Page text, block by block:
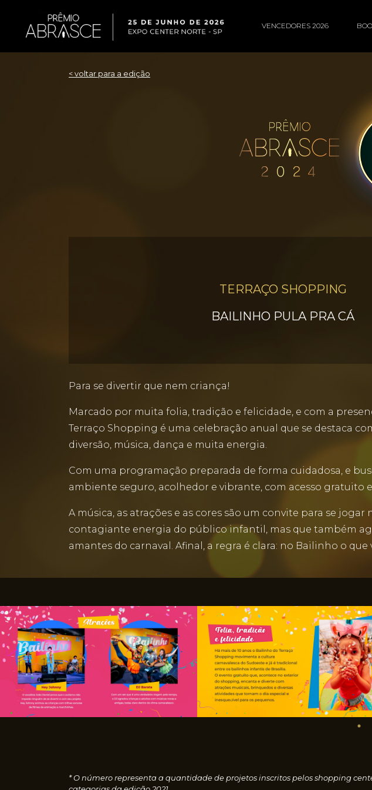
VENCEDORES 2026
< voltar para a edição
TERRAÇO SHOPPING
BAILINHO PULA PRA CÁ
Para se divertir que nem criança!
Marcado por muita folia, tradição e felicidade, e com a
Terraço Shopping é uma celebração anual que se destaca
diversão, música, dança e muita energia.
Com uma programação preparada de forma cuidadosa, e
ambiente seguro, acolhedor e vibrante, com acesso gratuito
A música, as atrações e as cores são um convite para se
contagiante energia do público infantil, mas que também
amantes do carnaval. Afinal, a regra é clara: no Bailinho o
* O número representa a quantidade de projetos inscritos pelos shopping